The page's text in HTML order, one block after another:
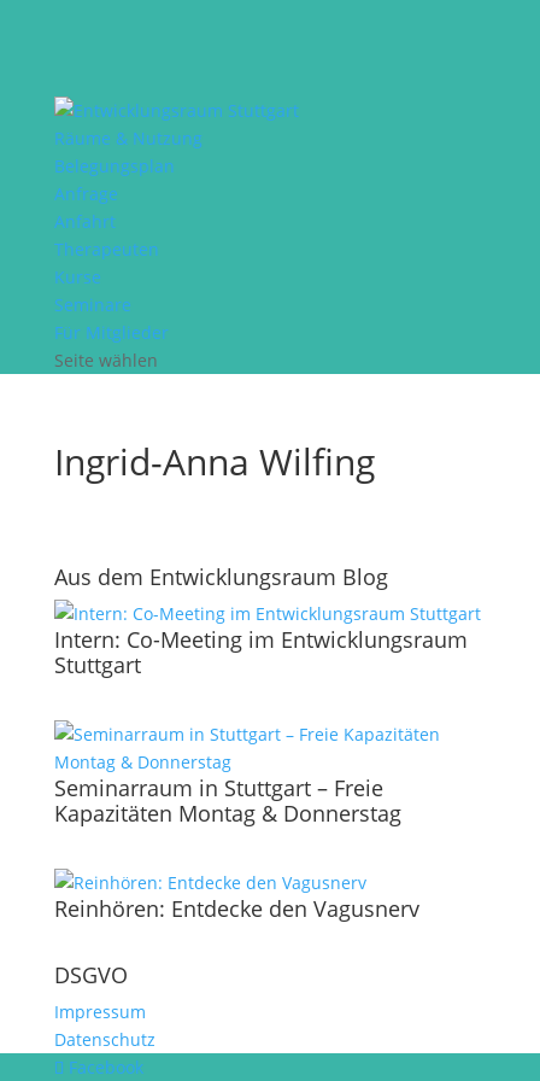
Räume & Nutzung
Belegungsplan
Anfrage
Anfahrt
Therapeuten
Kurse
Seminare
Für Mitglieder
Seite wählen
Ingrid-Anna Wilfing
Aus dem Entwicklungsraum Blog
Intern: Co-Meeting im Entwicklungsraum
Stuttgart
Seminarraum in Stuttgart – Freie
Kapazitäten Montag & Donnerstag
Reinhören: Entdecke den Vagusnerv
DSGVO
Impressum
Datenschutz
Facebook